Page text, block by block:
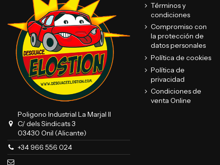
Poligono Industrial La Marjal II
C/ dels Sindicats 3
03430 Onil (Alicante)
+34 966 556 024
Términos y
condiciones
Compromiso con
la protección de
datos personales
Política de cookies
Política de
privacidad
Condiciones de
venta Online